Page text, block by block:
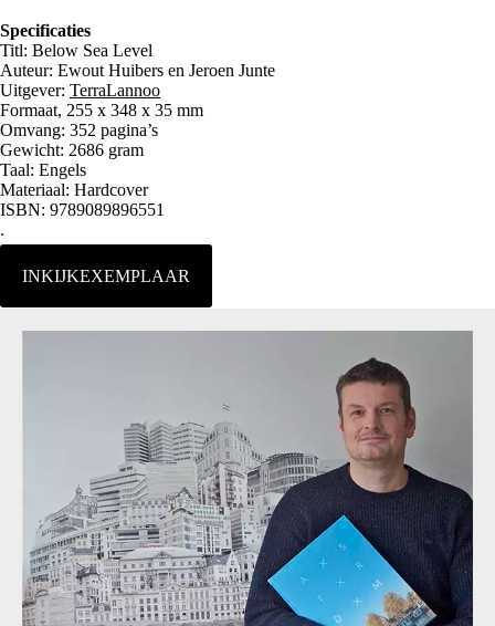
Specificaties
Titl: Below Sea Level
Auteur: Ewout Huibers en Jeroen Junte
Uitgever: TerraLannoo
Formaat, 255 x 348 x 35 mm
Omvang: 352 pagina’s
Gewicht: 2686 gram
Taal: Engels
Materiaal: Hardcover
ISBN: 9789089896551
.
INKIJKEXEMPLAAR